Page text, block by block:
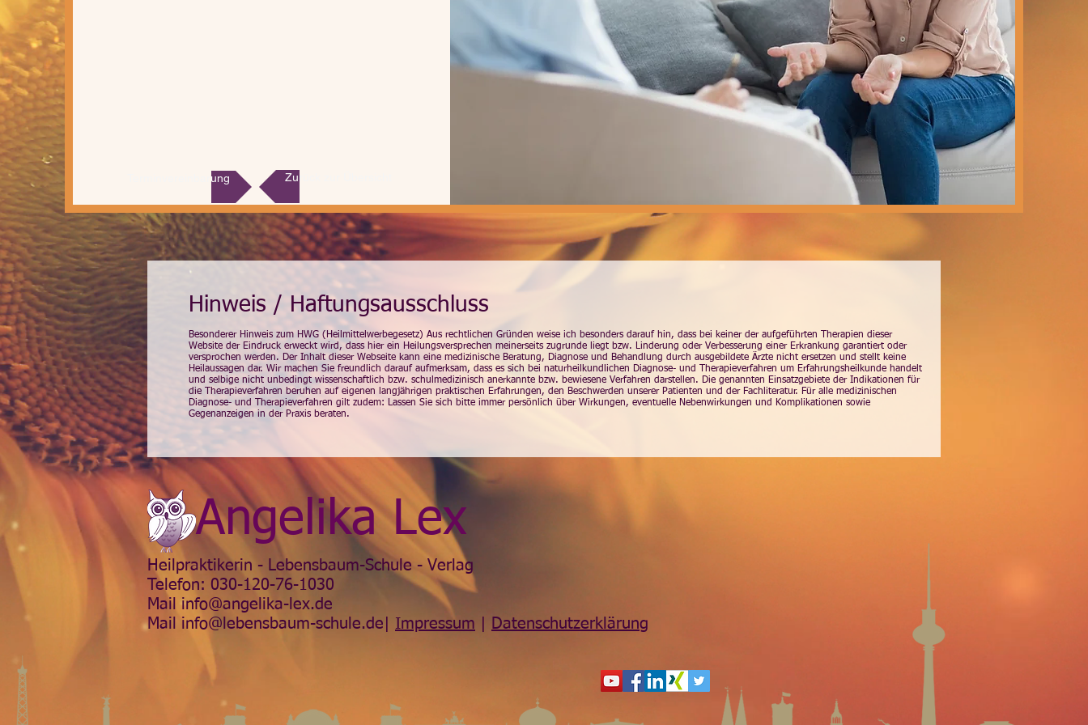
Terminvereinbarung Zurück zur Übersicht
Hinweis / Haftungsausschluss
Besonderer Hinweis zum HWG (Heilmittelwerbegesetz) Aus rechtlichen Gründen weise ich besonders darauf hin, dass bei keiner der aufgeführten Therapien dieser
Website der Eindruck erweckt wird, dass hier ein Heilungsversprechen meinerseits zugrunde liegt bzw. Linderung oder Verbesserung einer Erkrankung garantiert oder
versprochen werden. Der Inhalt dieser Webseite kann eine medizinische Beratung, Diagnose und Behandlung durch ausgebildete Ärzte nicht ersetzen und stellt keine
Heilaussagen dar. Wir machen Sie freundlich darauf aufmerksam, dass es sich bei naturheilkundlichen Diagnose- und Therapieverfahren um Erfahrungsheilkunde handelt
und selbige nicht unbedingt wissenschaftlich bzw. schulmedizinisch anerkannte bzw. bewiesene Verfahren darstellen. Die genannten Einsatzgebiete der Indikationen für
die Therapieverfahren beruhen auf eigenen langjährigen praktischen Erfahrungen, den Beschwerden unserer Patienten und der Fachliteratur. Für alle medizinischen
Diagnose- und Therapieverfahren gilt zudem: Lassen Sie sich bitte immer persönlich über Wirkungen, eventuelle Nebenwirkungen und Komplikationen sowie
Gegenanzeigen in der Praxis beraten.
Angelika Lex
Heilpraktikerin - Lebensbaum-Schule - Verlag
Telefon: 030-120-76-1030
Mail info@angelika-lex.de
Mail info@lebensbaum-schule.de Impressum Datenschutzerklärung